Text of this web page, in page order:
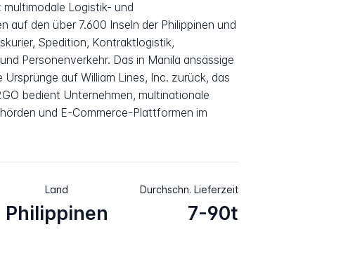
Logistik- und
auf den über 7.600 Inseln der Philippinen und
Spedition, Kontraktlogistik,
Personenverkehr. Das in Manila ansässige
auf William Lines, Inc. zurück, das
bedient Unternehmen, multinationale
und E-Commerce-Plattformen im
Land
Philippinen
Durchschn. Lieferzeit
7-90t